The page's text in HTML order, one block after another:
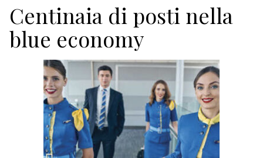
INDUSTRIA
RICERCA
ECONOMIA
TURISMO
CULTURA
NAUTICA
Centinaia di posti nella
blue economy